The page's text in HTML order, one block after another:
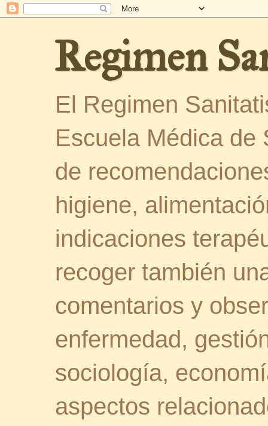
Regimen
El Regimen
Escuela Médica de
de
higiene,
indicaciones
recoger también
comentarios y
enfermedad,
sociología,
aspectos